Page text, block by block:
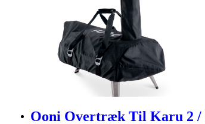
Ooni Overtræk Til Karu 2 /